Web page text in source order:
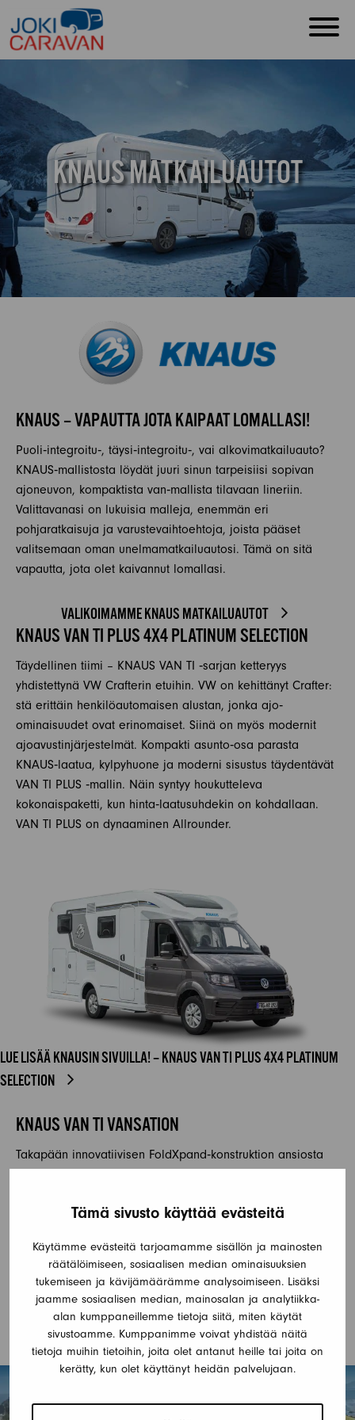
Tämä sivusto käyttää evästeitä
Käytämme evästeitä tarjoamamme sisällön ja mainosten
räätälöimiseen, sosiaalisen median ominaisuuksien
tukemiseen ja kävijämäärämme analysoimiseen. Lisäksi
jaamme sosiaalisen median, mainosalan ja analytiikka-
alan kumppaneillemme tietoja siitä, miten käytät
sivustoamme. Kumppanimme voivat yhdistää näitä
tietoja muihin tietoihin, joita olet antanut heille tai joita on
kerätty, kun olet käyttänyt heidän palvelujaan.
KNAUS MATKAILUAUTOT
KNAUS – VAPAUTTA JOTA KAIPAAT LOMALLASI!
Puoli‐integroitu‐, täysi‐integroitu‐, vai alkovimatkailuauto?
KNAUS‐mallistosta löydät juuri sinun tarpeisiisi sopivan
ajoneuvon, kompaktista van‐mallista tilavaan lineriin.
Valittavanasi on lukuisia malleja, enemmän eri
pohjaratkaisuja ja varustevaihtoehtoja, joista pääset
valitsemaan oman unelmamatkailuautosi. Tämä on sitä
vapautta, jota olet kaivannut lomallasi.
VALIKOIMAMME KNAUS MATKAILUAUTOT
KNAUS VAN TI PLUS 4X4 PLATINUM SELECTION
Täydellinen tiimi – KNAUS VAN TI ‐sarjan ketteryys
yhdistettynä VW Crafterin etuihin. VW on kehittänyt Crafter:
stä erittäin henkilöautomaisen alustan, jonka ajo‐
ominaisuudet ovat erinomaiset. Siinä on myös modernit
ajoavustinjärjestelmät. Kompakti asunto‐osa parasta
KNAUS‐laatua, kylpyhuone ja moderni sisustus täydentävät
VAN TI PLUS ‐mallin. Näin syntyy houkutteleva
kokonaispaketti, kun hinta‐laatusuhdekin on kohdallaan.
VAN TI PLUS on dynaaminen Allrounder.
LUE LISÄÄ KNAUSIN SIVUILLA! – KNAUS VAN TI PLUS 4X4 PLATINUM
SELECTION
KNAUS VAN TI VANSATION
Takapään innovatiivisen FoldXpand‐konstruktion ansiosta
Kampanjamallina VANSATION tarjoaa lisäksi lukuisia
KNAUS VAN TI VANSATION on saatavilla myös VW
‐alustalla. VAN TI 640 MEG VANSATION ‐malli tarjoaa
täydellistä ajodynamiikkaa ja suuremmoista mukavuutta,
saatavilla nyt myös nostovuoteellisena versiona. City‐
kelpoinen tilaihme ilman kompromisseja.